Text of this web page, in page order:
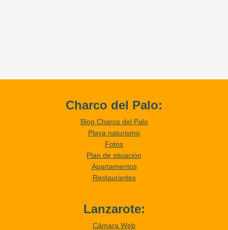
Charco del Palo:
Blog Charco del Palo
Playa naturismo
Fotos
Plan de situación
Apartamentos
Restaurantes
Lanzarote:
Cámara Web